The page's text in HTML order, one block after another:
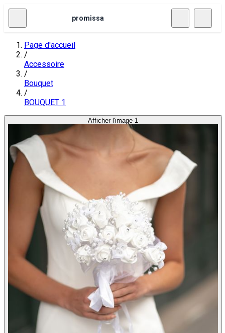
promissa
Page d'accueil
/
Accessoire
/
Bouquet
/
BOUQUET 1
Afficher l'image 1